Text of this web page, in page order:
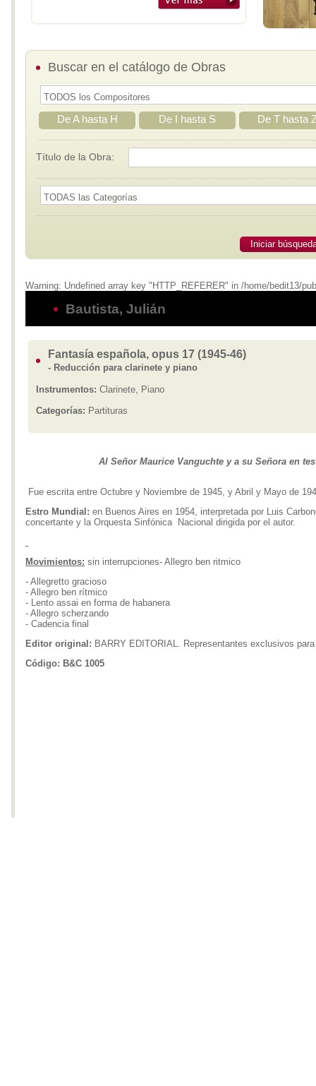
Buscar en el catálogo de Obras
De A hasta H De I hasta S De T hasta
Título de la Obra:
Iniciar
Warning: Undefined array key "HTTP_REFERER" in /home/bedit13/
Bautista, Julián
Fantasía española, opus 17 (1945-46)
- Reducción para clarinete y piano
Instrumentos: Clarinete, Piano
Categorías: Partituras
Al Señor Maurice Vanguchte y a su Señora en
Fue escrita entre Octubre y Noviembre de 1945, y Abril y Mayo de
Estro Mundial: en Buenos Aires en 1954, interpretada por Luis
concertante y la Orquesta Sinfónica Nacional dirigida por el autor.
Movimientos: sin interrupciones- Allegro ben ritmico
- Allegretto gracioso
- Allegro ben rítmico
- Lento assai en forma de habanera
- Allegro scherzando
- Cadencia final
Editor original: BARRY EDITORIAL. Representantes exclusivos
Código: B&C 1005